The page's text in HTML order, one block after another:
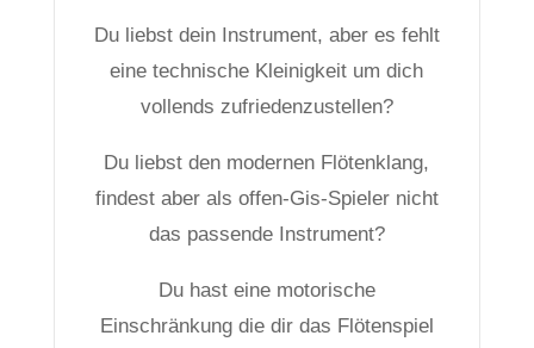
Du liebst dein Instrument, aber es fehlt
eine technische Kleinigkeit um dich
vollends zufriedenzustellen?
Du liebst den modernen Flötenklang,
findest aber als offen-Gis-Spieler nicht
das passende Instrument?
Du hast eine motorische
Einschränkung die dir das Flötenspiel